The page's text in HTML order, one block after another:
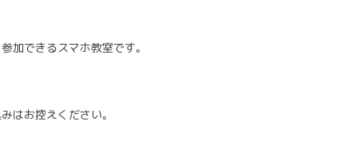
加できるスマホ教室です。
はお控えください。